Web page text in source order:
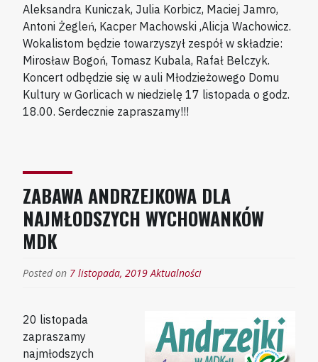
Aleksandra Kuniczak, Julia Korbicz, Maciej Jamro,
Antoni Żegleń, Kacper Machowski ,Alicja Wachowicz.
Wokalistom będzie towarzyszył zespół w składzie:
Mirosław Bogoń, Tomasz Kubala, Rafał Belczyk.
Koncert odbędzie się w auli Młodzieżowego Domu
Kultury w Gorlicach w niedzielę 17 listopada o godz.
18.00. Serdecznie zapraszamy!!!
ZABAWA ANDRZEJKOWA DLA
NAJMŁODSZYCH WYCHOWANKÓW
MDK
Posted on 7 listopada, 2019 Aktualności
20 listopada
zapraszamy
najmłodszych